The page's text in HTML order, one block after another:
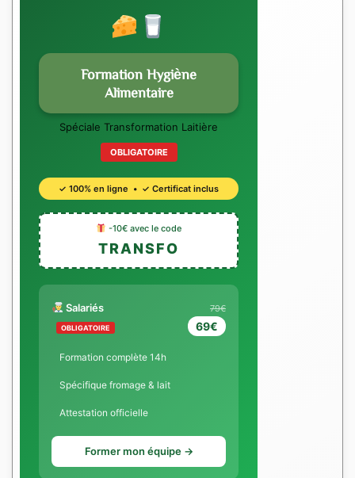
Formation Hygiène
Alimentaire
Spéciale Transformation Laitière
OBLIGATOIRE
✓ 100% en ligne • ✓ Certificat inclus
-10€ avec le code
TRANSFO
Salariés
OBLIGATOIRE
79€
69€
Formation complète 14h
Spécifique fromage & lait
Attestation officielle
Former mon équipe →